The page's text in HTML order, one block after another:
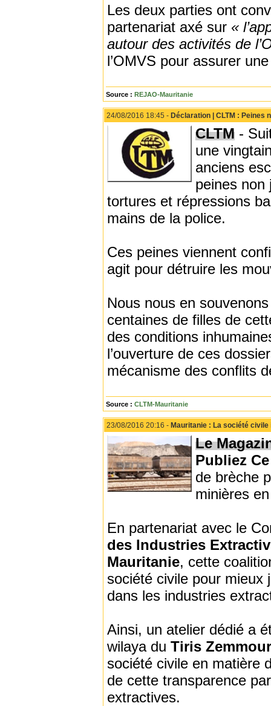
Les deux parties ont
partenariat axé sur «
autour des activités de
l’OMVS pour assurer
Source : REJAO-Mauritanie
24/08/2016 18:45 - Déclaration | CLTM : Peines
CLTM -
une
anciens
peines non
tortures et répressions
mains de la police.
Ces peines viennent
agit pour détruire les
Nous nous en
centaines de filles de
des conditions
l’ouverture de ces
mécanisme des conflits
Source : CLTM-Mauritanie
23/08/2016 20:16 - Mauritanie : La société
Le
Publiez
de brèche
minières
En partenariat avec le
des Industries
Mauritanie, cette
société civile pour mieux
dans les industries
Ainsi, un atelier dédié a
wilaya du Tiris Zemmour
société civile en matière
de cette transparence
extractives.